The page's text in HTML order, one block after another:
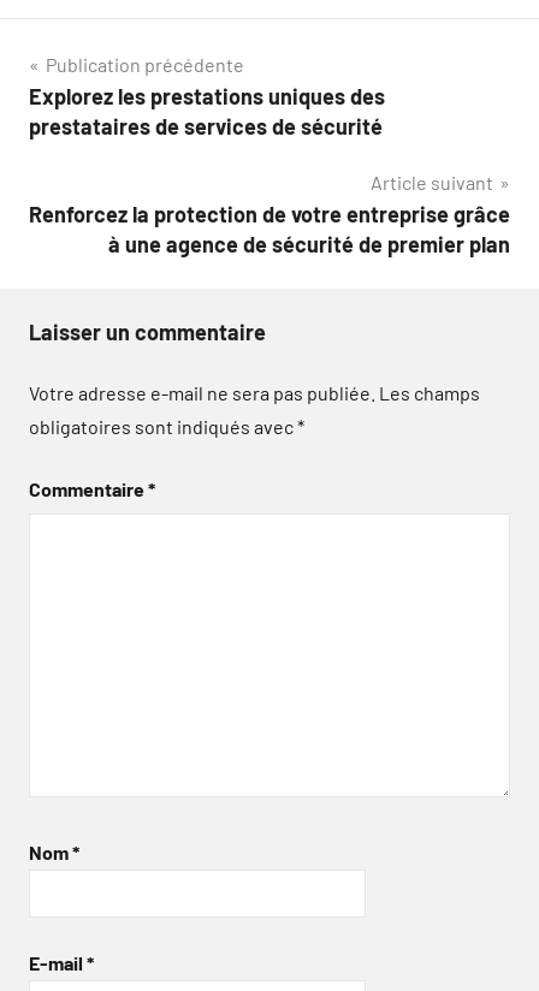
Navigation
de
Publication précédente
Explorez les prestations uniques des
prestataires de services de sécurité
Article suivant
Renforcez la protection de votre entreprise grâce
à une agence de sécurité de premier plan
Laisser un commentaire
Votre adresse e-mail ne sera pas publiée. Les champs
obligatoires sont indiqués avec*
Commentaire*
Nom*
E-mail *